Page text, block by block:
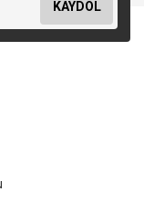
KAYDOL